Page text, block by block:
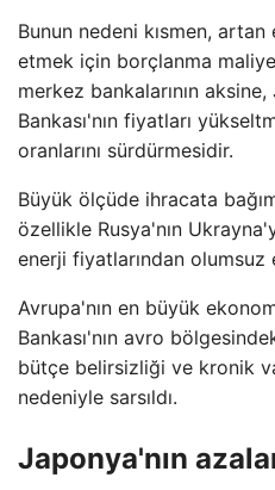
Bunun nedeni kısmen,
etmek için borçlanma
merkez bankalarının
Bankası'nın fiyatları
oranlarını sürdürmesidir.
Büyük ölçüde ihracata
özellikle Rusya'nın
enerji fiyatlarından olumsuz
Avrupa'nın en büyük
Bankası'nın avro
bütçe belirsizliği ve kronik
nedeniyle sarsıldı.
Japonya'nın